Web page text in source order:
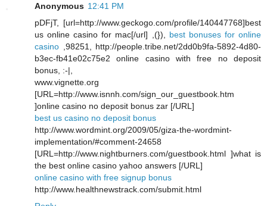
Anonymous 12:41 PM
pDFjT, [url=http://www.geckogo.com/profile/140447768]best
us online casino for mac[/url] ,(}), best bonuses for online
casino ,98251, http://people.tribe.net/2dd0b9fa-5892-4d80-
b3ec-fb41e02c75e2 online casino with free no deposit
bonus, :-|,
www.vignette.org
[URL=http://www.isnnh.com/sign_our_guestbook.htm
]online casino no deposit bonus zar [/URL]
best us casino no deposit bonus
http://www.wordmint.org/2009/05/giza-the-wordmint-
implementation/#comment-24658
[URL=http://www.nightburners.com/guestbook.html ]what is
the best online casino yahoo answers [/URL]
online casino with free signup bonus
http://www.healthnewstrack.com/submit.html